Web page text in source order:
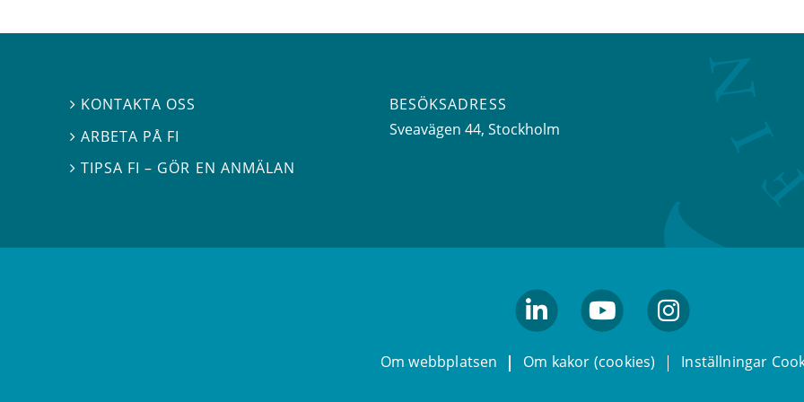
 KONTAKTA OSS
 ARBETA PÅ FI
TIPSA FI – GÖR EN ANMÄLAN
BESÖKSADRESS
Sveavägen 44, Stockholm
Om webbplatsen Om kakor (cookies) Inställningar